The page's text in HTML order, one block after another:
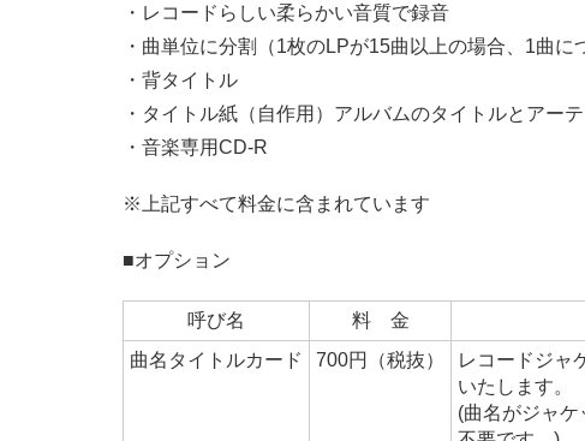
・レコードらしい柔らかい音質で録音
・曲単位に分割（1枚のLPが15曲以上の場合、1曲に
・背タイトル
・タイトル紙（自作用）アルバムのタイトルとアーテ
・音楽専用CD-R
※上記すべて料金に含まれています
■オプション
呼び名 料 金
曲名タイトルカード
700円（税抜）
レコードジャ
いたします。
(曲名がジャ